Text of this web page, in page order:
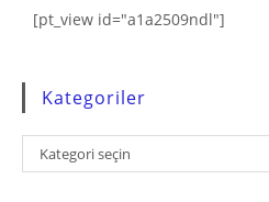
[pt_view id="a1a2509ndl"]
Kategoriler
Kategori seçin